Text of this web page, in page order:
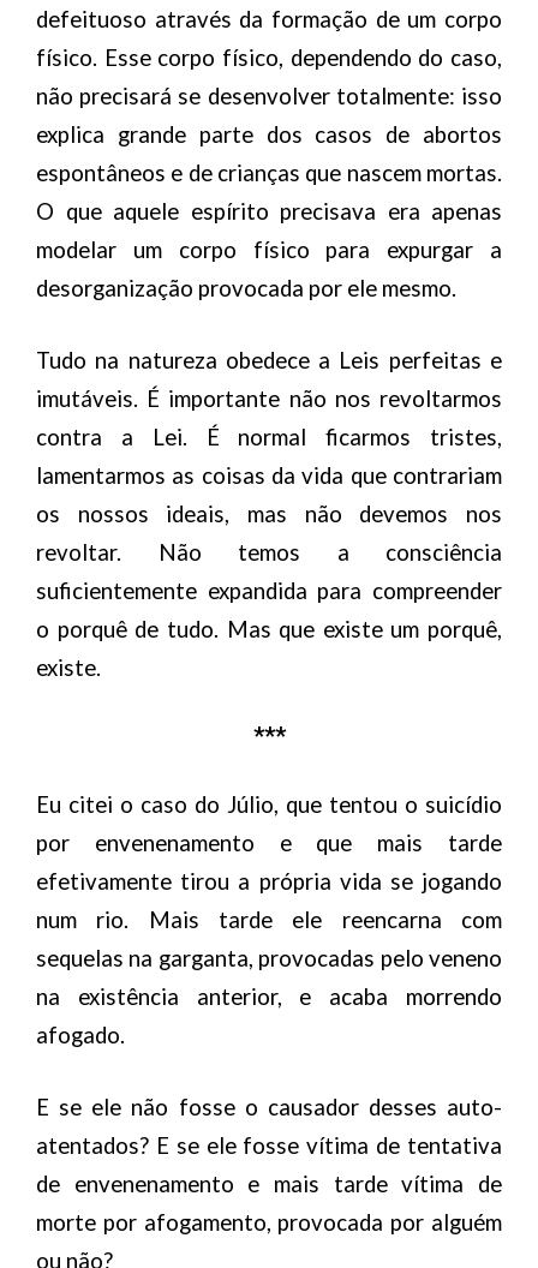
defeituoso através da formação de um corpo
físico. Esse corpo físico, dependendo do caso,
não precisará se desenvolver totalmente: isso
explica grande parte dos casos de abortos
espontâneos e de crianças que nascem mortas.
O que aquele espírito precisava era apenas
modelar um corpo físico para expurgar a
desorganização provocada por ele mesmo.
Tudo na natureza obedece a Leis perfeitas e
imutáveis. É importante não nos revoltarmos
contra a Lei. É normal ficarmos tristes,
lamentarmos as coisas da vida que contrariam
os nossos ideais, mas não devemos nos
revoltar. Não temos a consciência
suficientemente expandida para compreender
o porquê de tudo. Mas que existe um porquê,
existe.
***
Eu citei o caso do Júlio, que tentou o suicídio
por envenenamento e que mais tarde
efetivamente tirou a própria vida se jogando
num rio. Mais tarde ele reencarna com
sequelas na garganta, provocadas pelo veneno
na existência anterior, e acaba morrendo
afogado.
E se ele não fosse o causador desses auto-
atentados? E se ele fosse vítima de tentativa
de envenenamento e mais tarde vítima de
morte por afogamento, provocada por alguém
ou não?